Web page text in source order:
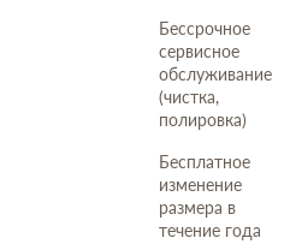
Бессрочное
сервисное
обслуживание
(чистка,
полировка)
Бесплатное
изменение
размера в
течение года